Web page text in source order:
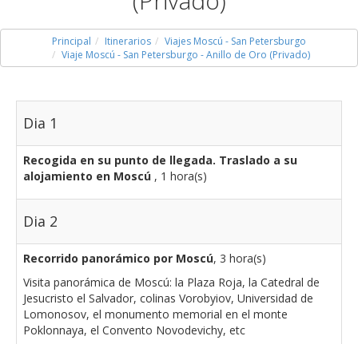
Principal Itinerarios
Viajes Moscú - San Petersburgo
Viaje Moscú - San Petersburgo - Anillo de Oro (Privado)
Dia 1
Recogida en su punto de llegada. Traslado a su
alojamiento en Moscú , 1 hora(s)
Dia 2
Recorrido panorámico por Moscú, 3 hora(s)
Visita panorámica de Moscú: la Plaza Roja, la Catedral de
Jesucristo el Salvador, colinas Vorobyiov, Universidad de
Lomonosov, el monumento memorial en el monte
Poklonnaya, el Convento Novodevichy, etc